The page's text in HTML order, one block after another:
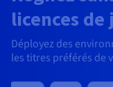
licences
Déployez des
les titres préférés de